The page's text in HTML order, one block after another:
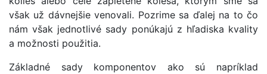
však už dávnejšie venovali. Pozrime sa ďalej na to čo
nám však jednotlivé sady ponúkajú z hľadiska kvality
a možnosti použitia.
Základné sady komponentov ako sú napríklad